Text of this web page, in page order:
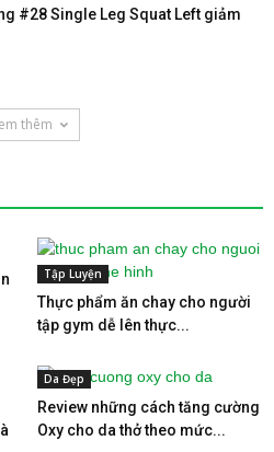
#28 Single Leg Squat Left giảm
thêm
Tập Luyện
Thực phẩm ăn chay cho người
tập gym dễ lên thực...
Da Đẹp
Review những cách tăng cường
Oxy cho da thở theo mức...